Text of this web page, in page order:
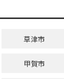
草津市
甲賀市